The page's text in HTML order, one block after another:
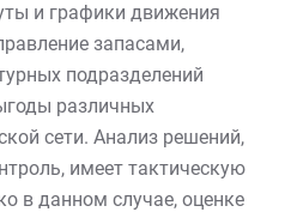
и графики движения
запасами,
подразделений
различных
сети. Анализ решений,
имеет тактическую
в данном случае, оценке